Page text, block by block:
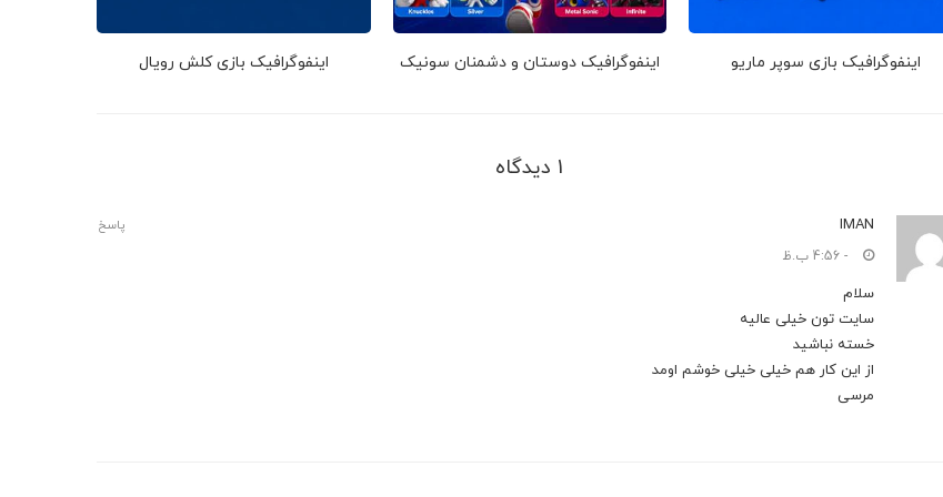
اینفوگرافیک بازی کلش رویال اینفوگرافیک دوستان و دشمنان سونیک اینفوگرافیک بازی سوپر ماریو
1 دیدگاه
IMAN
- 4:56 ب.ظ
سلام
سایت تون خیلی عالیه
خسته نباشید
از این کار هم خیلی خیلی خوشم اومد
مرسی
پاسخ